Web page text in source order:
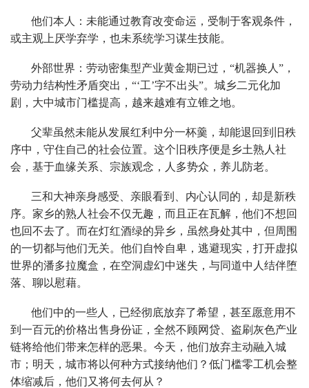
他们本人：未能通过教育改变命运，受制于客观条件，
或主观上厌学弃学，也未系统学习谋生技能。
外部世界：劳动密集型产业黄金期已过，“机器换人”，
劳动力结构性矛盾突出，“‘工’字不出头”。城乡二元化加
剧，大中城市门槛提高，越来越难有立锥之地。
父辈虽然未能从发展红利中分一杯羹，却能退回到旧秩
序中，守住自己的社会位置。这个旧秩序便是乡土熟人社
会，基于血缘关系、宗族观念，人多势众，养儿防老。
三和大神亲身感受、亲眼看到、内心认同的，却是新秩
序。家乡的熟人社会不仅无趣，而且正在瓦解，他们不想回
也回不去了。而在灯红酒绿的异乡，虽然身处其中，但周围
的一切都与他们无关。他们自怜自卑，逃避现实，打开虚拟
世界的潘多拉魔盒，在空洞虚幻中迷失，与同道中人结伴堕
落、聊以慰藉。
他们中的一些人，已经彻底放弃了希望，甚至愿意用不
到一百元的价格出售身份证，全然不顾网贷、盗刷灰色产业
链将给他们带来怎样的恶果。今天，他们放弃主动融入城
市；明天，城市将以何种方式接纳他们？低门槛零工机会整
体缩减后，他们又将何去何从？